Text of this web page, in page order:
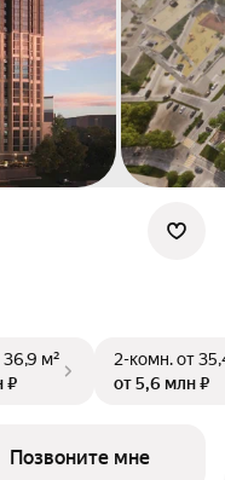
36,9 м²
₽
2-комн.от
от 5,6 млн ₽
Позвоните мне